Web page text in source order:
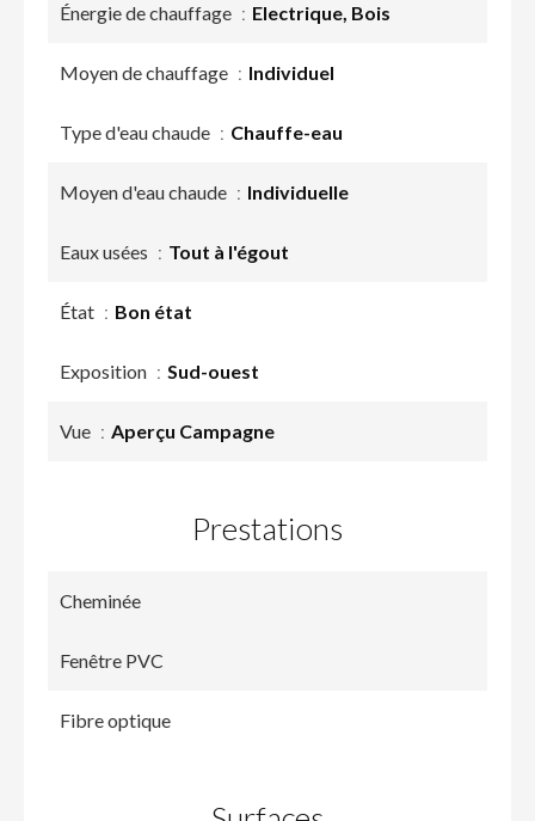
Énergie de chauffage Electrique, Bois
Moyen de chauffage Individuel
Type d'eau chaude Chauffe-eau
Moyen d'eau chaude Individuelle
Eaux usées Tout à l'égout
État Bon état
Exposition Sud-ouest
Vue Aperçu Campagne
Prestations
Cheminée
Fenêtre PVC
Fibre optique